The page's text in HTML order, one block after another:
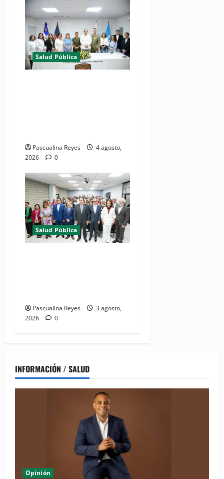
Salud Pública
Pascualina Reyes
4 agosto,
2026
0
Salud Pública
Pascualina Reyes
3 agosto,
2026
0
INFORMACIÓN / SALUD
Opinión